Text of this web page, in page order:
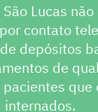
Lucas
contato
depósitos
de
pacientes que
internados.
canal